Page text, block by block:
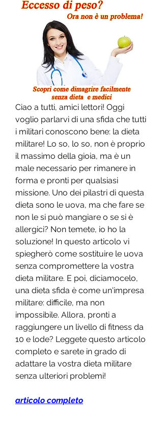
Ciao a tutti, amici lettori! Oggi
voglio parlarvi di una sfida che tutti
i militari conoscono bene: la dieta
militare! Lo so, lo so, non è proprio
il massimo della gioia, ma è un
male necessario per rimanere in
forma e pronti per qualsiasi
missione. Uno dei pilastri di questa
dieta sono le uova, ma che fare se
non le si può mangiare o se si è
allergici? Non temete, io ho la
soluzione! In questo articolo vi
spiegherò come sostituire le uova
senza compromettere la vostra
dieta militare. E poi, diciamocelo,
una dieta sfida è come un'impresa
militare: difficile, ma non
impossibile. Allora, pronti a
raggiungere un livello di fitness da
10 e lode? Leggete questo articolo
completo e sarete in grado di
adattare la vostra dieta militare
senza ulteriori problemi!
articolo completo